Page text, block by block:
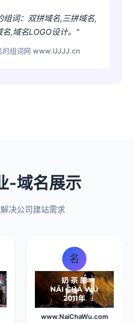
组词：双拼域名,三拼域名,
,域名LOGO设计。"
组词网 www.UJJJ.cn
-域名展示
决公司建站需求
名
www.NaiChaWu.com